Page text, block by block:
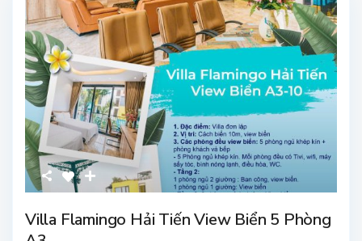
Villa Flamingo Hải Tiến View Biển 5 Phòng